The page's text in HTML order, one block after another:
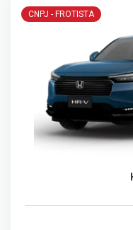
CNPJ - FROTISTA